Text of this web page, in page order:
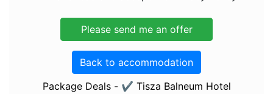
Back to accommodation
Package Deals - ✔️ Tisza Balneum Hotel